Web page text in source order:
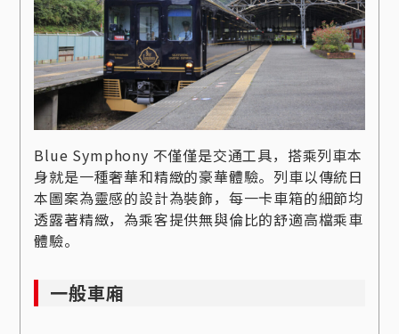
Blue Symphony 不僅僅是交通工具，搭乘列車本
身就是一種奢華和精緻的豪華體驗。列車以傳統日
本圖案為靈感的設計為裝飾，每一卡車箱的細節均
透露著精緻，為乘客提供無與倫比的舒適高檔乘車
體驗。
一般車廂